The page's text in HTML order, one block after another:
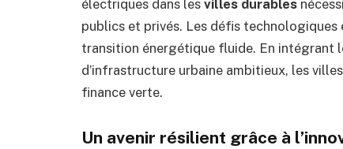
électriques dans les villes durables
publics et privés. Les défis
transition énergétique fluide. En intégrant
d’infrastructure urbaine ambitieux, les
finance verte.
Un avenir résilient grâce à